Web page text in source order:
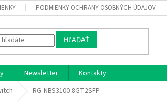
PODMIENKY OCHRANY OSOBNÝCH ÚDAJOV
HĽADAŤ
Newsletter
Kontakty
RG-NBS3100-8GT2SFP